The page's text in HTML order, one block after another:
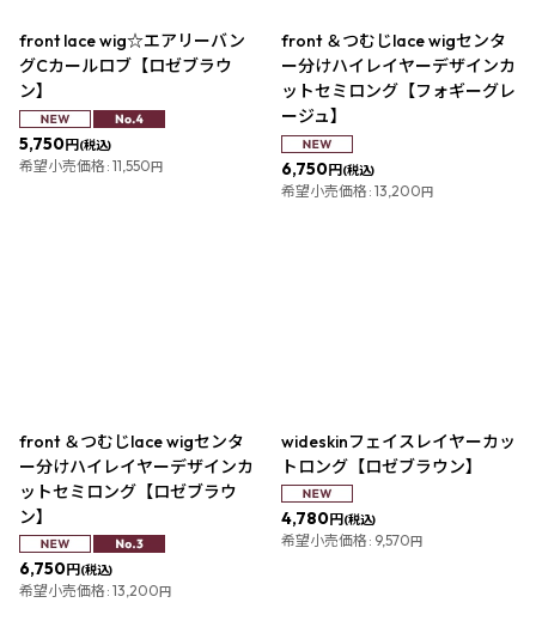
front lace wig☆エアリーバン
グCカールロブ【ロゼブラウ
ン】
5,750円(税込)
希望小売価格 : 11,550円
front ＆つむじlace wigセンタ
ー分けハイレイヤーデザインカ
ットセミロング【フォギーグレ
ージュ】
6,750円(税込)
希望小売価格 : 13,200円
front ＆つむじlace wigセンタ
ー分けハイレイヤーデザインカ
ットセミロング【ロゼブラウ
ン】
6,750円(税込)
希望小売価格 : 13,200 円
wideskinフェイスレイヤーカッ
トロング【ロゼブラウン】
4,780円(税込)
希望小売価格 : 9,570 円